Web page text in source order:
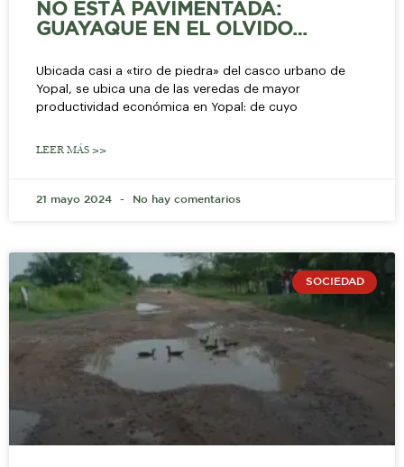
NO ESTÁ PAVIMENTADA:
GUAYAQUE EN EL OLVIDO…
Ubicada casi a «tiro de piedra» del casco urbano de
Yopal, se ubica una de las veredas de mayor
productividad económica en Yopal: de cuyo
LEER MÁS >>
21 mayo 2024 No hay comentarios
SOCIEDAD